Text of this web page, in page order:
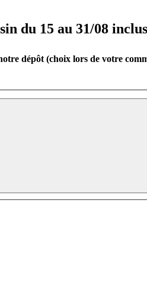
du 15 au 31/08
dépôt (choix lors de votre